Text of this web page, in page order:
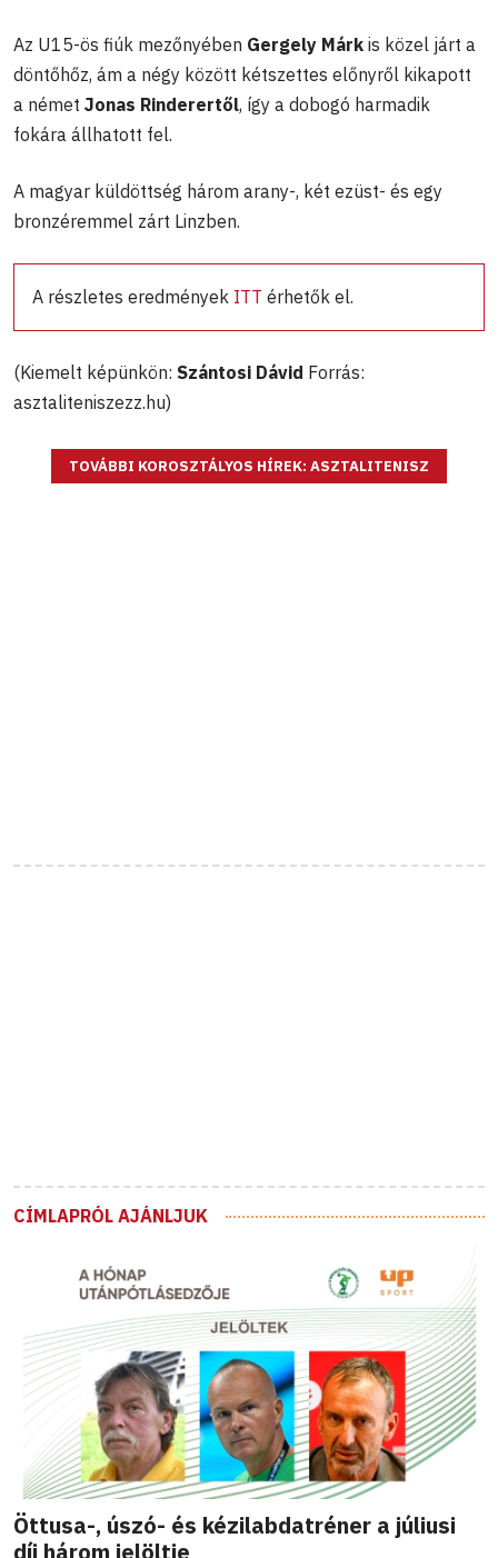
Az U15-ös fiúk mezőnyében Gergely Márk is közel járt a
döntőhőz, ám a négy között kétszettes előnyről kikapott
a német Jonas Rinderertől, így a dobogó harmadik
fokára állhatott fel.
A magyar küldöttség három arany-, két ezüst- és egy
bronzéremmel zárt Linzben.
A részletes eredmények ITT érhetők el.
(Kiemelt képünkön: Szántosi Dávid Forrás:
asztaliteniszezz.hu)
TOVÁBBI KOROSZTÁLYOS HÍREK: ASZTALITENISZ
CÍMLAPRÓL AJÁNLJUK
Öttusa-, úszó- és kézilabdatréner a júliusi
díj három jelöltje